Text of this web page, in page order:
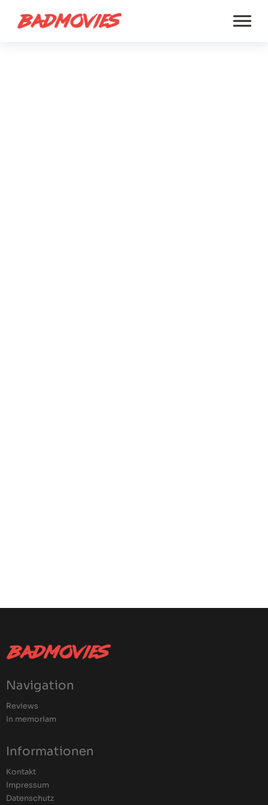
Navigation
Reviews
In memoriam
Informationen
Kontakt
Impressum
Datenschutz